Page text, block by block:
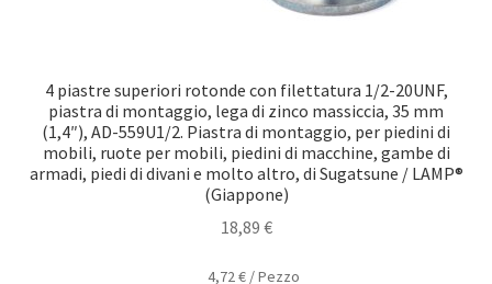
4 piastre superiori rotonde con filettatura 1/2-20UNF,
piastra di montaggio, lega di zinco massiccia, 35 mm
(1,4″), AD-559U1/2. Piastra di montaggio, per piedini di
mobili, ruote per mobili, piedini di macchine, gambe di
armadi, piedi di divani e molto altro, di Sugatsune / LAMP®
(Giappone)
18,89 €
4,72€ /Pezzo